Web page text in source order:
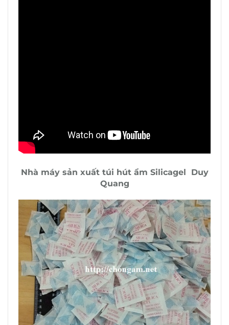
Nhà máy sản xuất túi hút ẩm Silicagel Duy
Quang